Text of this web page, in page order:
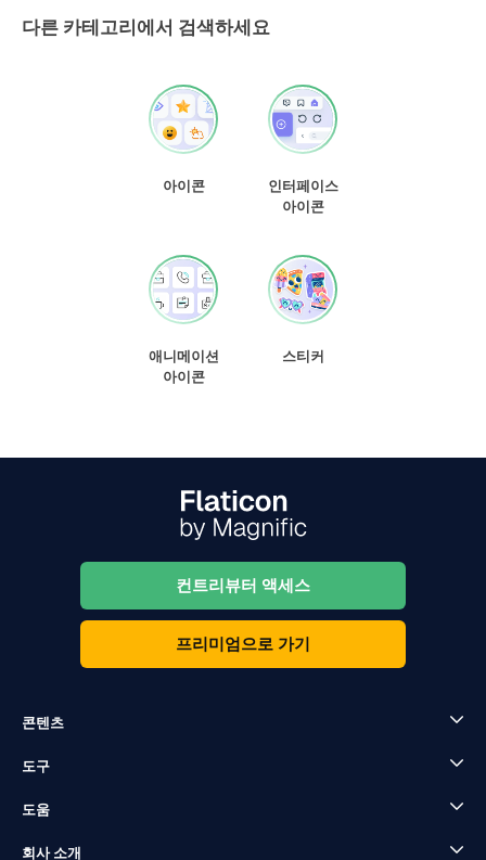
다른 카테고리에서 검색하세요
아이콘
인터페이스
아이콘
애니메이션
아이콘
스티커
컨트리뷰터 액세스
프리미엄으로 가기
콘텐츠
도구
도움
회사 소개